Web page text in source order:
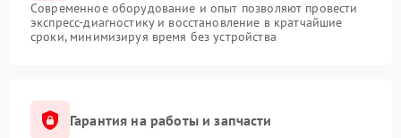
Современное оборудование и опыт позволяют провести
экспресс-диагностику и восстановление в кратчайшие
сроки, минимизируя время без устройства
Гарантия на работы и запчасти